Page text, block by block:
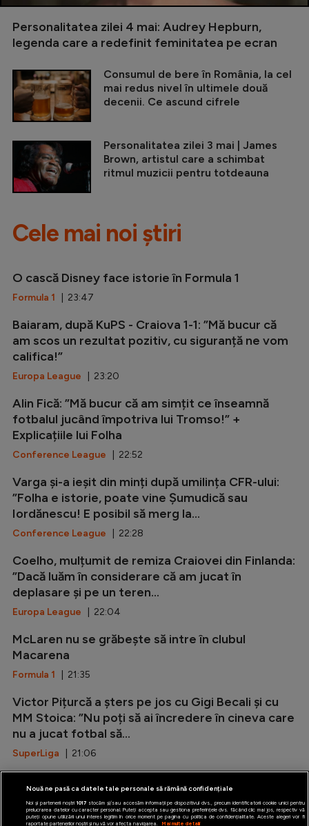
Personalitatea zilei 4 mai: Audrey Hepburn,
legenda care a redefinit feminitatea pe ecran
Consumul de bere în România, la cel
mai redus nivel în ultimele două
decenii. Ce ascund cifrele
Personalitatea zilei 3 mai | James
Brown, artistul care a schimbat
ritmul muzicii pentru totdeauna
Cele mai noi știri
O cască Disney face istorie în Formula 1
Formula 1 | 23:47
Baiaram, după KuPS - Craiova 1-1: ”Mă bucur că
am scos un rezultat pozitiv, cu siguranță ne vom
califica!”
Europa League | 23:20
Alin Fică: ”Mă bucur că am simțit ce înseamnă
fotbalul jucând împotriva lui Tromso!” +
Explicațiile lui Folha
Conference League | 22:52
Varga și-a ieșit din minți după umilința CFR-ului:
”Folha e istorie, poate vine Șumudică sau
Iordănescu! E posibil să merg la...
Conference League | 22:28
Coelho, mulțumit de remiza Craiovei din Finlanda:
”Dacă luăm în considerare că am jucat în
deplasare și pe un teren...
Europa League | 22:04
McLaren nu se grăbește să intre în clubul
Macarena
Formula 1 | 21:35
Victor Pițurcă a șters pe jos cu Gigi Becali și cu
MM Stoica: ”Nu poți să ai încredere în cineva care
nu a jucat fotbal să...
SuperLiga | 21:06
LaLiga| 20:37
Nouă ne pasă ca datele tale personale să rămână confidențiale
Noi și partenerii noștri 1017stocăm și/sau accesăm informații pe dispozitivul dvs., precum identificatorii cookie unici pentru
prelucrarea datelor cu caracter personal. Puteți accepta sau gestiona preferințele dvs. făcând clic mai jos, respectiv vă
puteți opune utilizării unui interes legitim în orice moment pe pagina cu politica de confidențialitate. Aceste alegeri vor fi
raportate partenerilor noștri și nu vă vor afecta navigarea.
Mai multe detalii